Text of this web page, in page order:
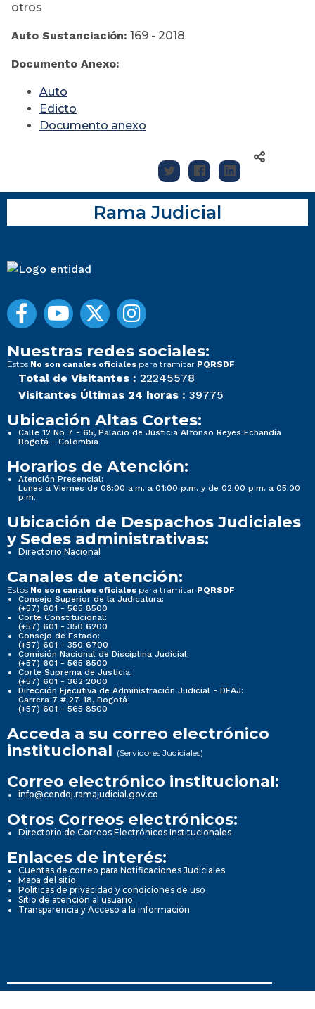
otros
Auto Sustanciación: 169 - 2018
Documento Anexo:
Auto
Edicto
Documento anexo
Rama Judicial
Nuestras redes sociales:
Estos No son canales oficiales para tramitar PQRSDF
Total de Visitantes : 22245578
Visitantes Últimas 24 horas : 39775
Ubicación Altas Cortes:
Calle 12 No 7 - 65, Palacio de Justicia Alfonso Reyes Echandía
Bogotá - Colombia
Horarios de Atención:
Atención Presencial:
Lunes a Viernes de 08:00 a.m. a 01:00 p.m. y de 02:00 p.m. a 05:00
p.m.
Ubicación de Despachos Judiciales
y Sedes administrativas:
Directorio Nacional
Canales de atención:
Estos No son canales oficiales para tramitar PQRSDF
Consejo Superior de la Judicatura:
(+57) 601 - 565 8500
Corte Constitucional:
(+57) 601 - 350 6200
Consejo de Estado:
(+57) 601 - 350 6700
Comisión Nacional de Disciplina Judicial:
(+57) 601 - 565 8500
Corte Suprema de Justicia:
(+57) 601 - 362 2000
Dirección Ejecutiva de Administración Judicial - DEAJ:
Carrera 7 # 27-18, Bogotá
(+57) 601 - 565 8500
Acceda a su correo electrónico
institucional (Servidores Judiciales)
Correo electrónico institucional:
info@cendoj.ramajudicial.gov.co
Otros Correos electrónicos:
Directorio de Correos Electrónicos Institucionales
Enlaces de interés:
Cuentas de correo para Notificaciones Judiciales
Mapa del sitio
Políticas de privacidad y condiciones de uso
Sitio de atención al usuario
Transparencia y Acceso a la información